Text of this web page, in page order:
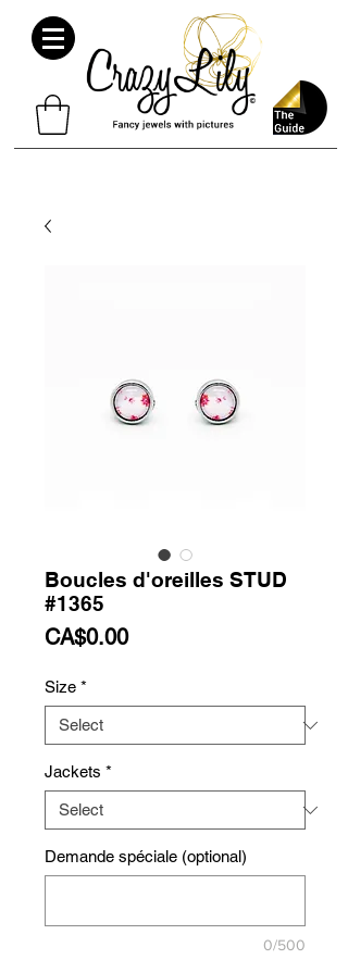
Boucles d'oreilles STUD
#1365
CA$0.00Price
Size *
Jackets *
Demande spéciale (optional)
0/500